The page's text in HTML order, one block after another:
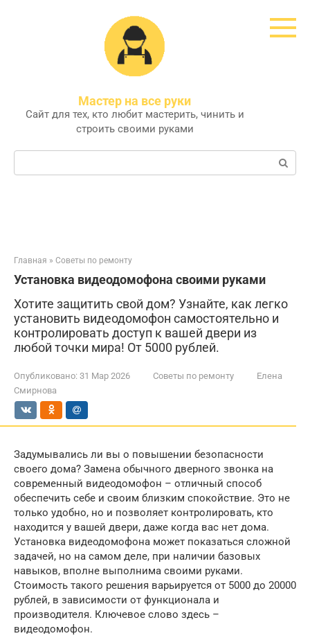
Мастер на все руки
Сайт для тех, кто любит мастерить, чинить и
строить своими руками
Поиск:
Главная » Советы по ремонту
Установка видеодомофона своими руками
Хотите защитить свой дом? Узнайте, как легко
установить видеодомофон самостоятельно и
контролировать доступ к вашей двери из
любой точки мира! От 5000 рублей.
Опубликовано: 31 Мар 2026 Советы по ремонту
Елена
Смирнова
Задумывались ли вы о повышении безопасности
своего дома? Замена обычного дверного звонка на
современный видеодомофон – отличный способ
обеспечить себе и своим близким спокойствие. Это не
только удобно, но и позволяет контролировать, кто
находится у вашей двери, даже когда вас нет дома.
Установка видеодомофона может показаться сложной
задачей, но на самом деле, при наличии базовых
навыков, вполне выполнима своими руками.
Стоимость такого решения варьируется от 5000 до 20000
рублей, в зависимости от функционала и
производителя. Ключевое слово здесь –
видеодомофон.